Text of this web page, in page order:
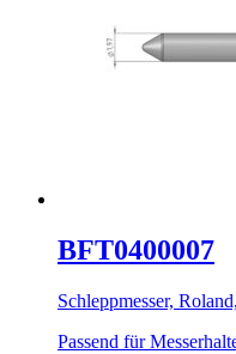
BFT0400007
Schleppmesser,
Passend für